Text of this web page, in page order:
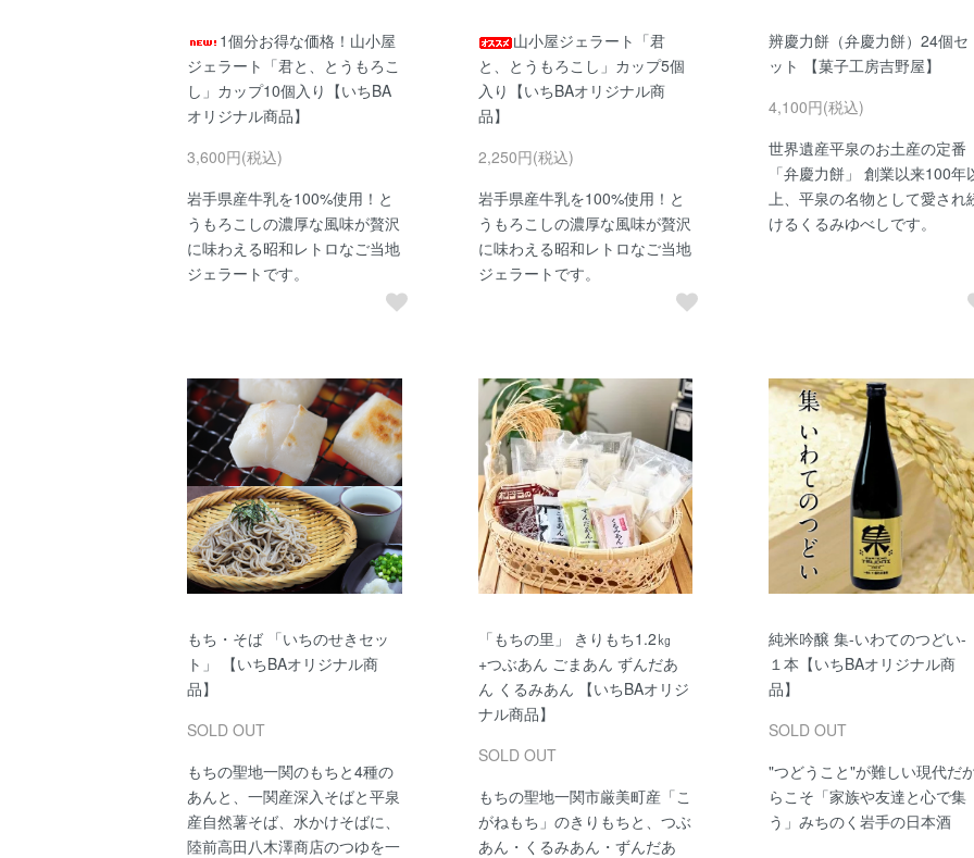
1個分お得な価格！山小屋
ジェラート「君と、とうもろこ
し」カップ10個入り【いちBA
オリジナル商品】
3,600円(税込)
岩手県産牛乳を100%使用！と
うもろこしの濃厚な風味が贅沢
に味わえる昭和レトロなご当地
ジェラートです。
山小屋ジェラート「君
と、とうもろこし」カップ5個
入り【いちBAオリジナル商
品】
2,250円(税込)
岩手県産牛乳を100%使用！と
うもろこしの濃厚な風味が贅沢
に味わえる昭和レトロなご当地
ジェラートです。
辨慶力餅（弁慶力餅）24個セ
ット 【菓子工房吉野屋】
4,100円(税込)
世界遺産平泉のお土産の定番
「弁慶力餅」 創業以来100年
上、平泉の名物として愛され
けるくるみゆべしです。
もち・そば 「いちのせきセッ
ト」 【いちBAオリジナル商
品】
SOLD OUT
もちの聖地一関のもちと4種の
あんと、一関産深入そばと平泉
産自然薯そば、水かけそばに、
陸前高田八木澤商店のつゆを一
「もちの里」 きりもち1.2㎏
+つぶあん ごまあん ずんだあ
ん くるみあん 【いちBAオリジ
ナル商品】
SOLD OUT
もちの聖地一関市厳美町産「こ
がねもち」のきりもちと、つぶ
あん・くるみあん・ずんだあ
純米吟醸 集-いわてのつどい-
１本【いちBAオリジナル商
品】
SOLD OUT
"つどうこと"が難しい現代だ
らこそ「家族や友達と心で集
う」みちのく岩手の日本酒